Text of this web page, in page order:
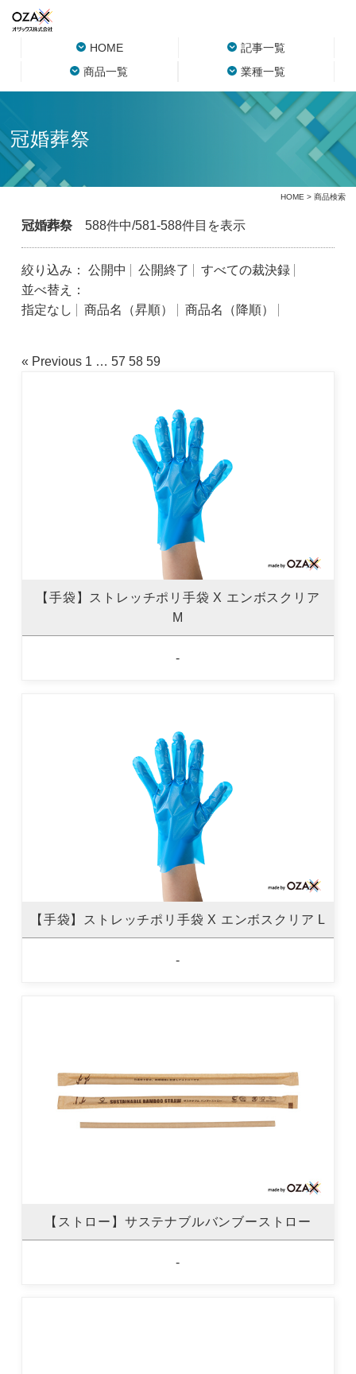
HOME
記事一覧
商品一覧
業種一覧
冠婚葬祭
HOME > 商品検索
冠婚葬祭588件中/581-588件目を表示
絞り込み： 公開中 公開終了
すべての裁決録
並べ替え：
指定なし
商品名（昇順） 商品名（降順）
« Previous 1 … 57 58 59
【手袋】ストレッチポリ手袋 X エンボスクリア
M
-
【手袋】ストレッチポリ手袋 X エンボスクリア L
-
【ストロー】サステナブルバンブーストロー
-